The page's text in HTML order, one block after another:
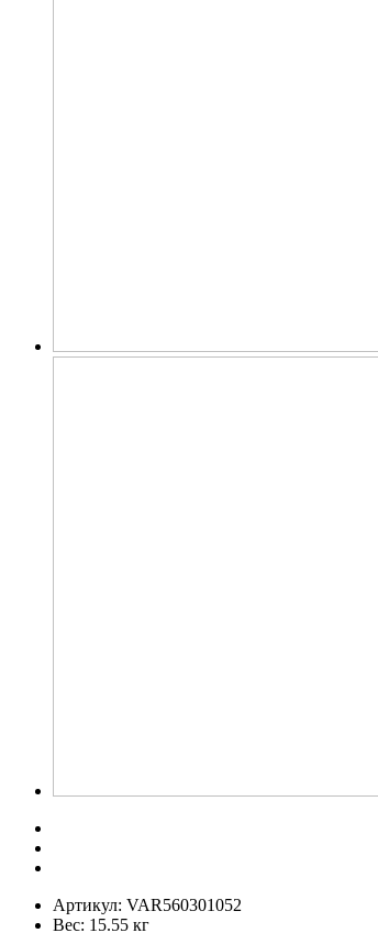
Артикул: VAR560301052
Вес: 15.55 кг